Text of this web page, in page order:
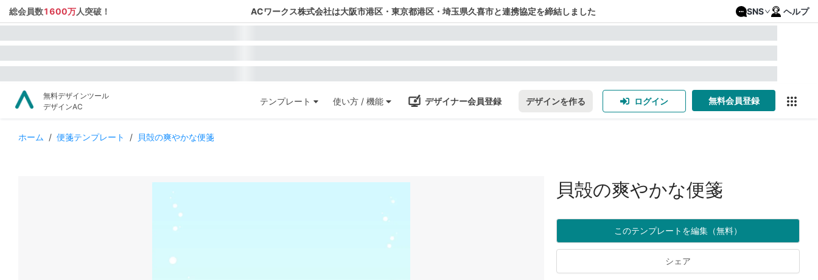
総会員数1600万人突破！ ACワークス株式会社は大阪市港区・東京都港区・埼玉県久喜市と連携協定を締結しました SNS ヘルプ
無料デザインツール
デザインAC
テンプレート 使い方 / 機能 デザイナー会員登録 デザインを作る ログイン 無料会員登録
ホーム / 便箋テンプレート / 貝殻の爽やかな便箋
貝殻の爽やかな便箋
このテンプレートを編集（無料）
シェア